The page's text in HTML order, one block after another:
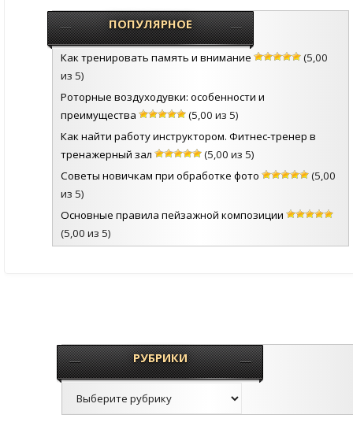
ПОПУЛЯРНОЕ
Как тренировать память и внимание
(5,00
из 5)
Роторные воздуходувки: особенности и
преимущества
(5,00 из 5)
Как найти работу инструктором. Фитнес-тренер в
тренажерный зал
(5,00 из 5)
Советы новичкам при обработке фото
(5,00
из 5)
Основные правила пейзажной композиции
(5,00 из 5)
РУБРИКИ